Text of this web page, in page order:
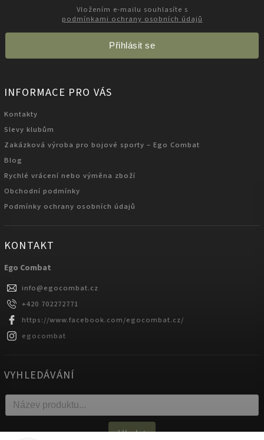
podmínkami ochrany osobních údajů
Přihlásit se
INFORMACE PRO VÁS
Kontakty
Slevy klubům
Zakázková výroba pro bojové sporty – Ego Combat
Blog
Rychlé vrácení nebo výměna zboží
Obchodní podmínky
Podmínky ochrany osobních údajů
KONTAKT
Ego Combat
info@egocombat.cz
+420 702272771
https://www.facebook.com/egocombat.cz/
egocombat
VYHLEDÁVÁNÍ
Hledat